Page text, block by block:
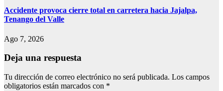
Accidente provoca cierre total en carretera hacia Jajalpa,
Tenango del Valle
Ago 7, 2026
Deja una respuesta
Tu dirección de correo electrónico no será publicada. Los campos
obligatorios están marcados con *